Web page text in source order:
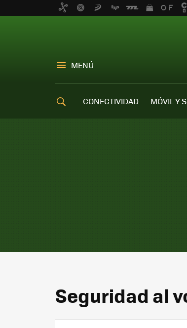
MENÚ
CONECTIVIDAD MÓVIL Y
Seguridad al